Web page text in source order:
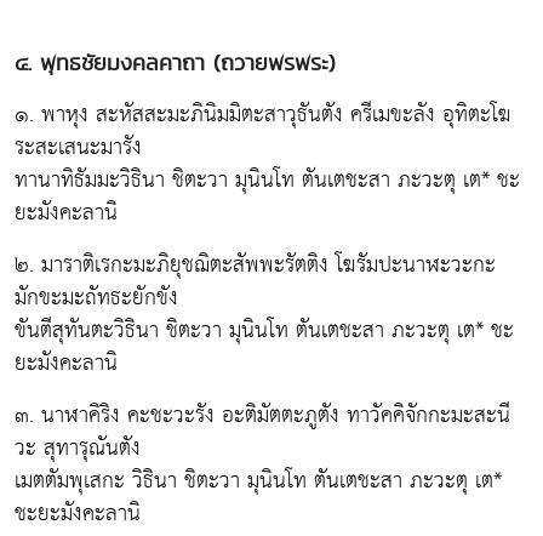
๔. พุทธชัยมงคลคาถา (ถวายพรพระ)
๑. พาหุง สะหัสสะมะภินิมมิตะสาวุธันตัง ครีเมขะลัง อุทิตะโฆ
ระสะเสนะมารัง
ทานาทิธัมมะวิธินา ชิตะวา มุนินโท ตันเตชะสา ภะวะตุ เต* ชะ
ยะมังคะลานิ
๒. มาราติเรกะมะภิยุชฌิตะสัพพะรัตติง โฆรัมปะนาฬะวะกะ
มักขะมะถัทธะยักขัง
ขันตีสุทันตะวิธินา ชิตะวา มุนินโท ตันเตชะสา ภะวะตุ เต* ชะ
ยะมังคะลานิ
๓. นาฬาคิริง คะชะวะรัง อะติมัตตะภูตัง ทาวัคคิจักกะมะสะนี
วะ สุทารุณันตัง
เมตตัมพุเสกะ วิธินา ชิตะวา มุนินโท ตันเตชะสา ภะวะตุ เต*
ชะยะมังคะลานิ